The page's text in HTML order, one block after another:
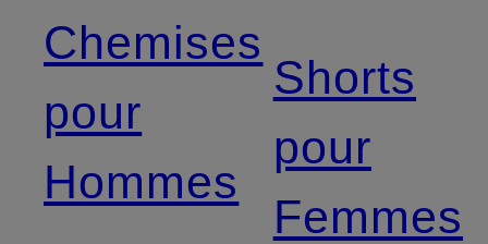
Chemises
pour
Hommes
Shorts
pour
Femmes